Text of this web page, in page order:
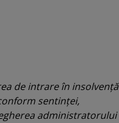
de intrare în insolvenţă
sentinţei,
administratorului